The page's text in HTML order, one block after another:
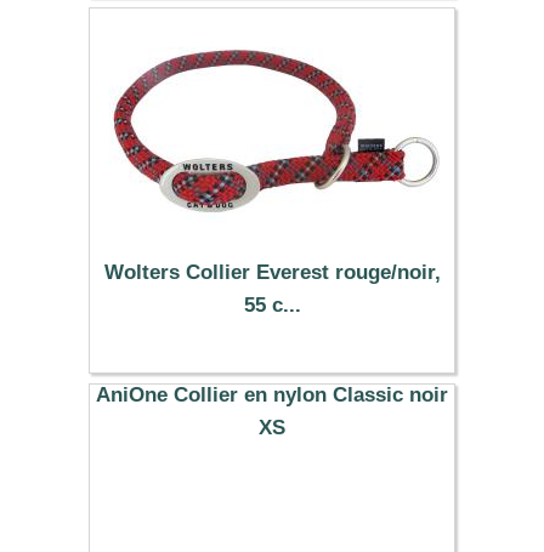
Wolters Collier Everest rouge/noir,
55 c...
17.29 €
AniOne Collier en nylon Classic noir
XS